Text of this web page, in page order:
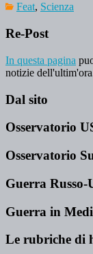
Feat, Scienza
Re-Post
In questa pagina
notizie
Dal sito
Osservatorio
Osservatorio
Guerra Russo-
Guerra in
Le rubriche di